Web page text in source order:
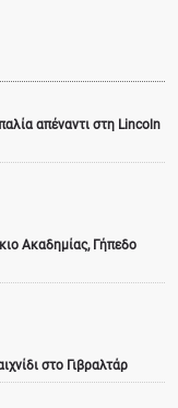
απέναντι στη Lincoln
Ακαδημίας, Γήπεδο
στο Γιβραλτάρ